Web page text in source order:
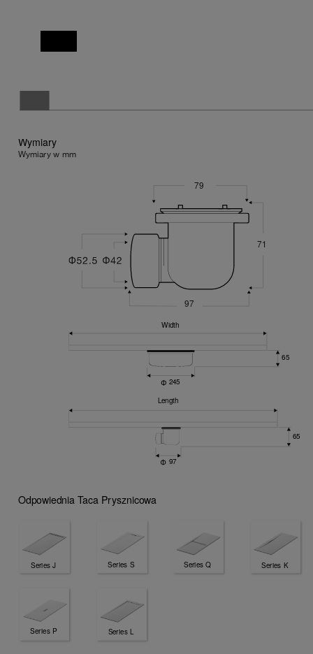
Wymiary
Wymiary w mm
Odpowiednia Taca Prysznicowa
Series J
Series P
Series S
Series L
Series K
Series Q